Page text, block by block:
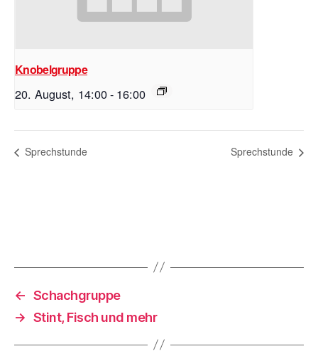
Knobelgruppe
20. August, 14:00- 16:00
Sprechstunde Sprechstunde
← Schachgruppe
→ Stint, Fisch und mehr